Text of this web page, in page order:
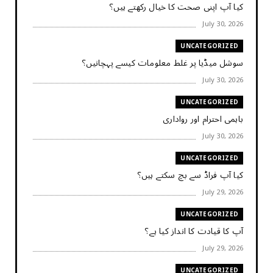
کیا آپ اپنی صحت کا خیال رکھتے ہیں؟
July 30, 2026
UNCATEGORIZED
سوشل میڈیا پر غلط معلومات کیسے پہچانیں؟
July 30, 2026
UNCATEGORIZED
باہمی احترام اور رواداری
July 30, 2026
UNCATEGORIZED
کیا آپ فراڈ سے بچ سکتے ہیں؟
July 29, 2026
UNCATEGORIZED
آپ کا قیادت کا انداز کیا ہے؟
July 29, 2026
UNCATEGORIZED